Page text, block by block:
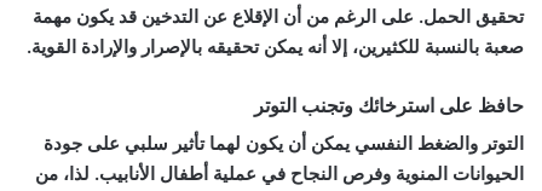
تحقيق الحمل. على الرغم من أن الإقلاع عن التدخين قد يكون مهمة
صعبة بالنسبة للكثيرين، إلا أنه يمكن تحقيقه بالإصرار والإرادة القوية.
حافظ على استرخائك وتجنب التوتر
التوتر والضغط النفسي يمكن أن يكون لهما تأثير سلبي على جودة
الحيوانات المنوية وفرص النجاح في عملية أطفال الأنابيب. لذا، من